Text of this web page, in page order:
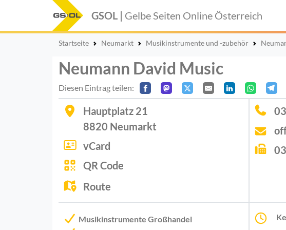
GSOL | Gelbe Seiten Online Österreich
Startseite Neumarkt Musikinstrumente und -zubehör
Neumann David Music
Diesen Eintrag teilen:
Hauptplatz 21
8820 Neumarkt
vCard
QR Code
Route
Musikinstrumente Großhandel